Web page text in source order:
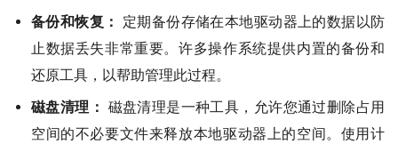
备份和恢复：
定期备份存储在本地驱动器上的数据以防
止数据丢失非常重要。许多操作系统提供内置的备份和
还原工具，以帮助管理此过程。
磁盘清理： 磁盘清理是一种工具，允许您通过删除占用
空间的不必要文件来释放本地驱动器上的空间。使用计